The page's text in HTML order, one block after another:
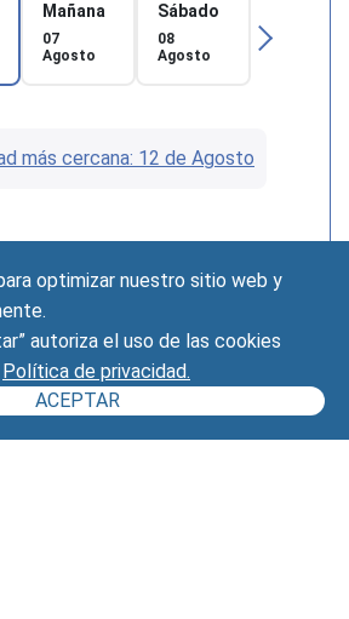
optimizar nuestro sitio web y
autoriza el uso de las cookies
Política de privacidad.
ACEPTAR
Mañana
07
Agosto
Sábado
08
Agosto
más cercana: 12 de Agosto
1 2 Siguiente